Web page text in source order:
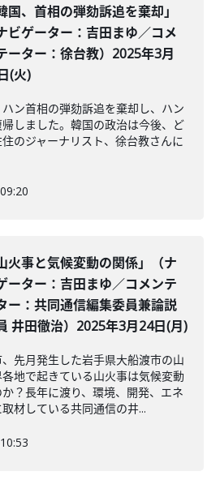
国、首相の弾劾訴追を棄却」
ビゲーター：吉田まゆ／コメ
ーター：徐台教）2025年3月
(火)
ン首相の弾劾訴追を棄却し、ハン
しました。韓国の政治は今後、ど
のジャーナリスト、徐台教さんに
火事と気候変動の関係」（ナ
ーター：吉田まゆ／コメンテ
ー：共同通信編集委員兼論説
井田徹治）2025年3月24日(月)
先月発生した岩手県大船渡市の山
地で起きている山火事は気候変動
？長年に渡り、環境、開発、エネ
材している共同通信の井...